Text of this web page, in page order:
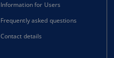
Information for Users
Frequently asked questions
Contact details